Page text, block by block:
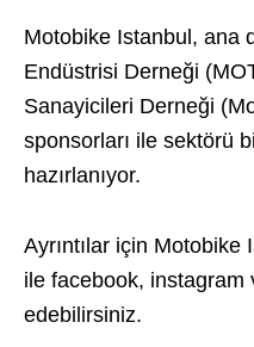
Motobike Istanbul, ana
Endüstrisi Derneği
Sanayicileri Derneği
sponsorları ile sektörü
hazırlanıyor.
Ayrıntılar için Motobike
ile facebook, instagram
edebilirsiniz.